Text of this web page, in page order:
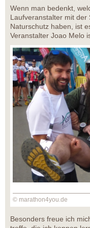
Wenn man bedenkt,
Laufveranstalter mit der
Naturschutz haben, ist
Veranstalter Joao Melo
© marathon4you.de
Besonders freue ich